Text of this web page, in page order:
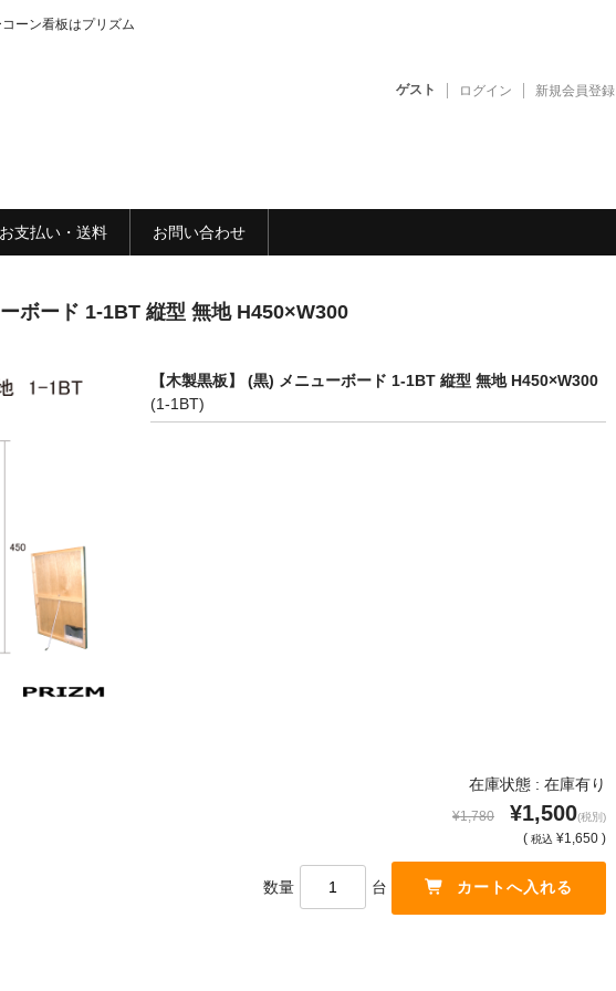
ーン看板はプリズム
ゲスト ログイン 新規会員登録
お支払い・送料 お問い合わせ
ボード 1-1BT 縦型 無地 H450×W300
【木製黒板】 (黒) メニューボード 1-1BT 縦型 無地 H450×W300
(1-1BT)
在庫状態 : 在庫有り
¥1,780 ¥1,500(税別)
( 税込 ¥1,650 )
数量 台